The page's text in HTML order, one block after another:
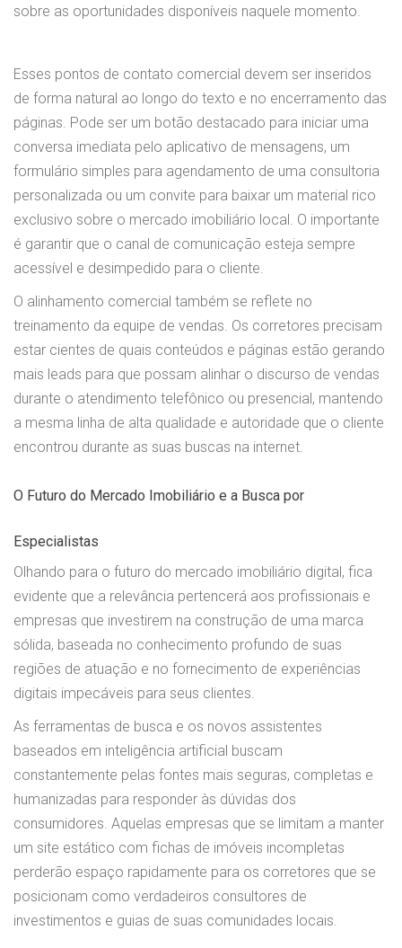
sobre as oportunidades disponíveis naquele momento.
Esses pontos de contato comercial devem ser inseridos
de forma natural ao longo do texto e no encerramento das
páginas. Pode ser um botão destacado para iniciar uma
conversa imediata pelo aplicativo de mensagens, um
formulário simples para agendamento de uma consultoria
personalizada ou um convite para baixar um material rico
exclusivo sobre o mercado imobiliário local. O importante
é garantir que o canal de comunicação esteja sempre
acessível e desimpedido para o cliente.
O alinhamento comercial também se reflete no
treinamento da equipe de vendas. Os corretores precisam
estar cientes de quais conteúdos e páginas estão gerando
mais leads para que possam alinhar o discurso de vendas
durante o atendimento telefônico ou presencial, mantendo
a mesma linha de alta qualidade e autoridade que o cliente
encontrou durante as suas buscas na internet.
O Futuro do Mercado Imobiliário e a Busca por
Especialistas
Olhando para o futuro do mercado imobiliário digital, fica
evidente que a relevância pertencerá aos profissionais e
empresas que investirem na construção de uma marca
sólida, baseada no conhecimento profundo de suas
regiões de atuação e no fornecimento de experiências
digitais impecáveis para seus clientes.
As ferramentas de busca e os novos assistentes
baseados em inteligência artificial buscam
constantemente pelas fontes mais seguras, completas e
humanizadas para responder às dúvidas dos
consumidores. Aquelas empresas que se limitam a manter
um site estático com fichas de imóveis incompletas
perderão espaço rapidamente para os corretores que se
posicionam como verdadeiros consultores de
investimentos e guias de suas comunidades locais.